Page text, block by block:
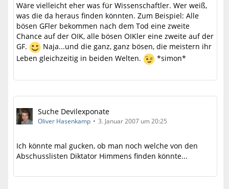
Wäre vielleicht eher was für Wissenschaftler. Wer weiß,
was die da heraus finden könnten. Zum Beispiel: Alle
bösen GFler bekommen nach dem Tod eine zweite
Chance auf der OIK, alle bösen OIKler eine zweite auf der
GF.
Naja...und die ganz, ganz bösen, die meistern ihr
Leben gleichzeitig in beiden Welten.
*simon*
Suche Devilexponate
Oliver Hasenkamp 3. Januar 2007 um 20:25
Ich könnte mal gucken, ob man noch welche von den
Abschusslisten Diktator Himmens finden könnte...